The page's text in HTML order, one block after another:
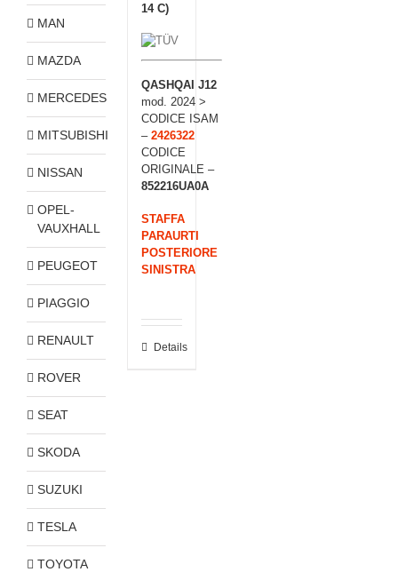
14 C)
QASHQAI J12
mod. 2024 >
CODICE ISAM
– 2426322
CODICE
ORIGINALE –
852216UA0A
STAFFA
PARAURTI
POSTERIORE
SINISTRA
Details
MAN
MAZDA
MERCEDES
MITSUBISHI
NISSAN
OPEL-
VAUXHALL
PEUGEOT
PIAGGIO
RENAULT
ROVER
SEAT
SKODA
SUZUKI
TESLA
TOYOTA